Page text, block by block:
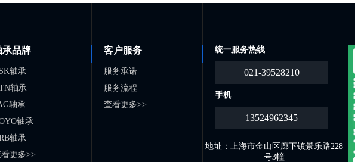
承品牌
轴承
轴承
轴承
轴承
轴承
更多>>
客户服务
服务承诺
服务流程
查看更多>>
统一服务热线
021-39528210
手机
13524962345
地址：上海市金山区廊下镇景乐路228
号3幢